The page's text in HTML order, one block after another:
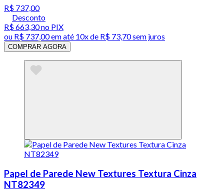
R$ 737,00
Desconto
R$ 663,30no PIX
ou R$ 737,00em até 10x de R$ 73,70 sem juros
COMPRAR AGORA
Papel de Parede New Textures Textura Cinza
NT82349